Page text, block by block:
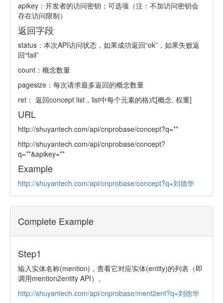
apikey：开发者的访问密钥；可选项（注：不加访问密钥会
存在访问限制）
返回字段
status：本次API访问状态，如果成功返回“ok”，如果失败返
回“fail”
count：概念数量
pagesize：每次请求最多返回的概念数量
ret： 返回concept list，list中每个元素的格式[概念, 权重]
URL
http://shuyantech.com/api/cnprobase/concept?q=**
http://shuyantech.com/api/cnprobase/concept?
q=**&apikey=**
Example
http://shuyantech.com/api/cnprobase/concept?q=刘德华
Complete Example
Step1
输入实体名称(mention)，查看它对应实体(entity)的列表（即
调用mention2entity API）。
http://shuyantech.com/api/cnprobase/ment2ent?q=刘德华